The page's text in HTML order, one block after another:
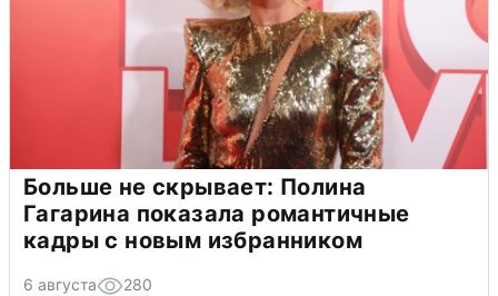
Больше не скрывает: Полина
Гагарина показала романтичные
кадры с новым избранником
6 августа 280